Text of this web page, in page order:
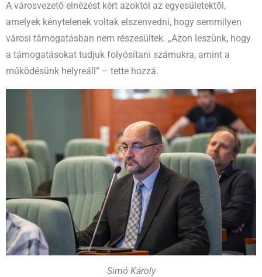
A városvezető elnézést kért azoktól az egyesületektől,
amelyek kénytelenek voltak elszenvedni, hogy semmilyen
városi támogatásban nem részesültek. „Azon leszünk, hogy
a támogatásokat tudjuk folyósítani számukra, amint a
működésünk helyreáll” – tette hozzá.
Simó Károly